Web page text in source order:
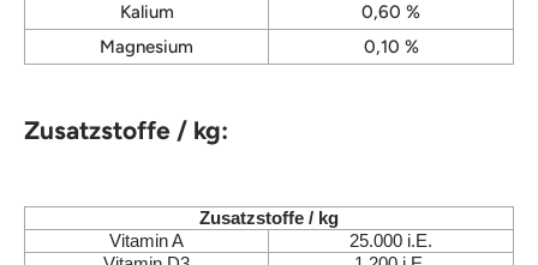
Kalium
0,60 %
Magnesium
0,10 %
Zusatzstoffe / kg:
Zusatzstoffe / kg
Vitamin A
25.000 i.E.